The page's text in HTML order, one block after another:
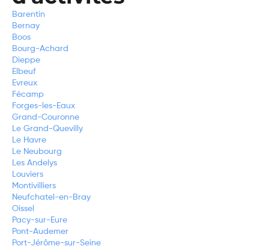
Barentin
Bernay
Boos
Bourg-Achard
Dieppe
Elbeuf
Evreux
Fécamp
Forges-les-Eaux
Grand-Couronne
Le Grand-Quevilly
Le Havre
Le Neubourg
Les Andelys
Louviers
Montivilliers
Neufchatel-en-Bray
Oissel
Pacy-sur-Eure
Pont-Audemer
Port-Jérôme-sur-Seine